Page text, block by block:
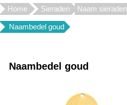
Home Sieraden Naam sieraden
Naambedel goud
Naambedel goud